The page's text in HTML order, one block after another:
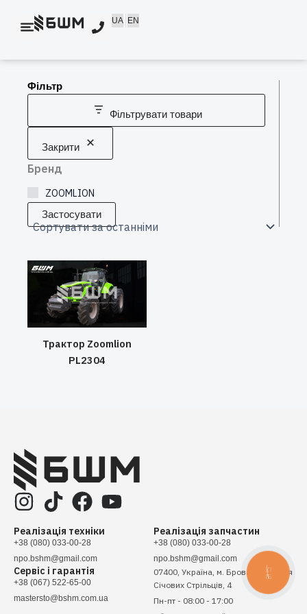
UA EN
Фільтр
Фільтрувати товари
Закрити
Бренд
ZOOMLION
Застосувати
Трактор Zoomlion
PL2304
Реалізація техніки
+38 (080) 033-00-28
npo.bshm@gmail.com
Сервіс і гарантія
+38 (067) 522-65-00
mastersto@bshm.com.ua
Реалізація запчастин
+38 (080) 033-00-28
npo.bshm@gmail.com
07400, Україна, м. Бровари, вулиця
Січових Стрільців, 4
Пн-пт - 08:00 - 17:00
КНОПКА
ЗВ'ЯЗКУ